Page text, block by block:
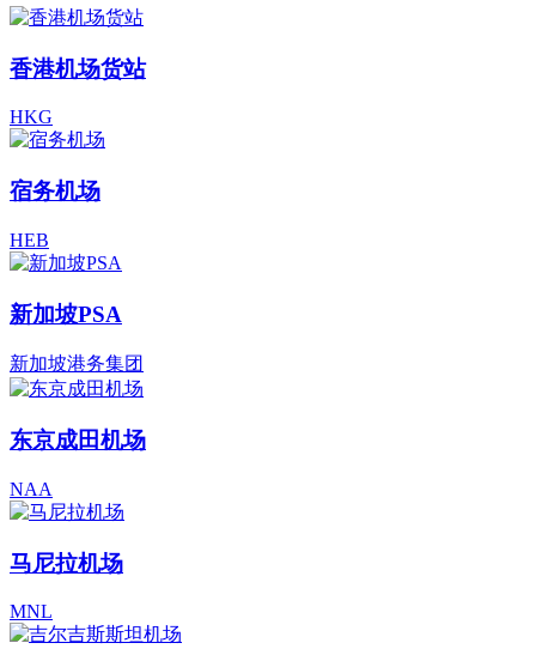
香港机场货站
HKG
宿务机场
HEB
新加坡PSA
新加坡港务集团
东京成田机场
NAA
马尼拉机场
MNL